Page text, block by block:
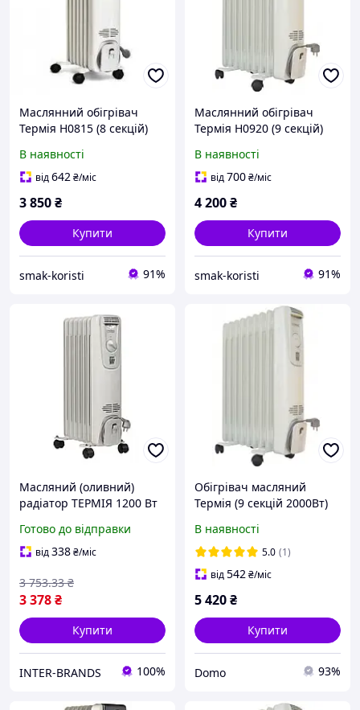
Маслянний обігрівач
Термія Н0815 (8 секцій)
В наявності
від642₴/міс
3 850₴
Купити
smak-koristi 91%
Маслянний обігрівач
Термія Н0920 (9 секцій)
В наявності
від700₴/міс
4 200₴
Купити
smak-koristi 91%
Масляний (оливний)
радіатор ТЕРМІЯ 1200 Вт
Готово до відправки
від338₴/міс
3 378₴
3 753.33 ₴
Купити
INTER-BRANDS 100%
Обігрівач масляний
Термія (9 секцій 2000Вт)
В наявності
5.0 (1)
від542₴/міс
5 420₴
Купити
Domo 93%